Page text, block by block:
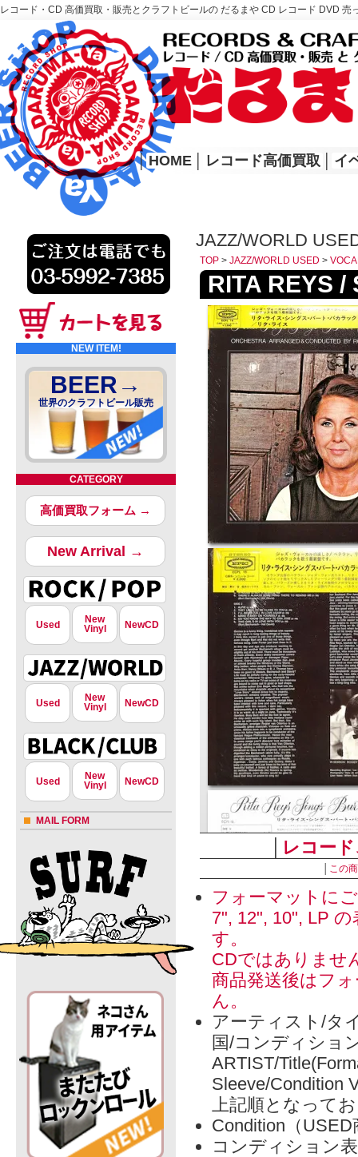
レコード・CD 高価買取・販売とクラフトビールの だるまや CD レコード DVD
レコード高価買取はこちら
HOME
│ HOME レコード高価買取 イ
NEW ITEM!
BEER→
世界のクラフトビール販売
CATEGORY
高価買取フォーム →
New Arrival →
Used
New
Vinyl
NewCD
Used
New
Vinyl
NewCD
Used
New
Vinyl
NewCD
MAIL FORM
JAZZ/WORLD
TOP > JAZZ/WORLD USED >
RITA REYS
レコー
この
フォーマットに
7", 12", 10", LP
す。
CDではありませ
商品発送後はフ
ん。
アーティスト/タ
国/コンディショ
ARTIST/
Sleeve/Condition
上記順となって
Condition（
コンディション